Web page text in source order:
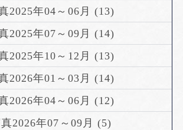
2025年04～06月 (13)
2025年07～09月 (14)
2025年10～12月 (13)
2026年01～03月 (14)
2026年04～06月 (12)
2026年07～09月 (5)